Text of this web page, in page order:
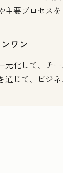
主要プロセス
ワン
元化して、チ
通じて、ビジ